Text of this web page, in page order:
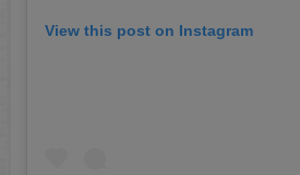
View this post on Instagram